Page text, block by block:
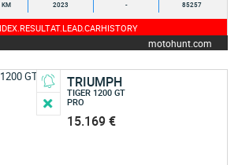
KM 2023 - 85257
motohunt.com
TRIUMPH
TIGER 1200 GT
PRO
15.169 €